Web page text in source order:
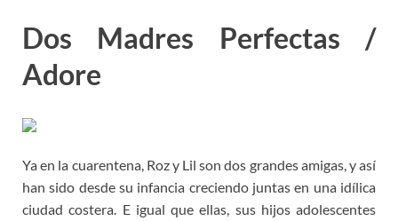
Dos Madres Perfectas /
Adore
Ya en la cuarentena, Roz y Lil son dos grandes amigas, y así
han sido desde su infancia creciendo juntas en una idílica
ciudad costera. E igual que ellas, sus hijos adolescentes